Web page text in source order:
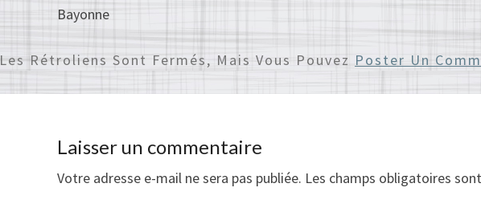
Bayonne
Les Rétroliens Sont Fermés, Mais Vous Pouvez Poster Un
Laisser un commentaire
Votre adresse e-mail ne sera pas publiée. Les champs obligatoires